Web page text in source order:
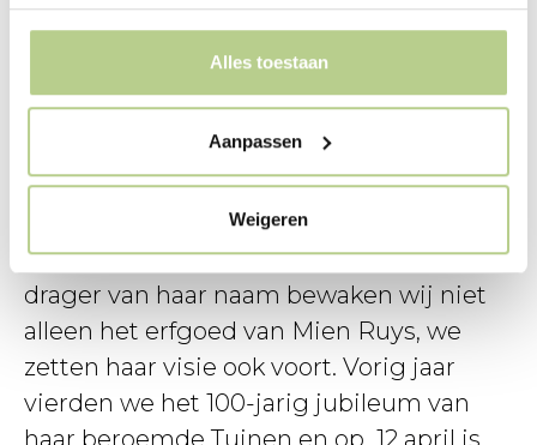
Alles toestaan
Aanpassen
Weigeren
Wie is Mien Ruys
Buro Mien Ruys maakt sinds twee jaar
onderdeel uit van Prommenz en als
drager van haar naam bewaken wij niet
alleen het erfgoed van Mien Ruys, we
zetten haar visie ook voort. Vorig jaar
vierden we het 100-jarig jubileum van
haar beroemde Tuinen en op 12 april is